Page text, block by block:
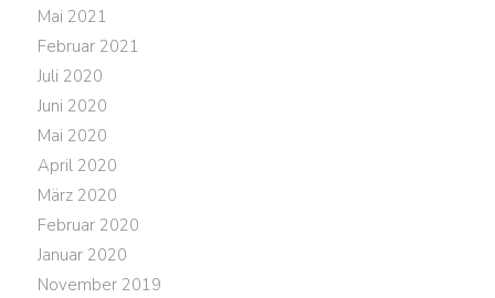
Mai 2021
Februar 2021
Juli 2020
Juni 2020
Mai 2020
April 2020
März 2020
Februar 2020
Januar 2020
November 2019